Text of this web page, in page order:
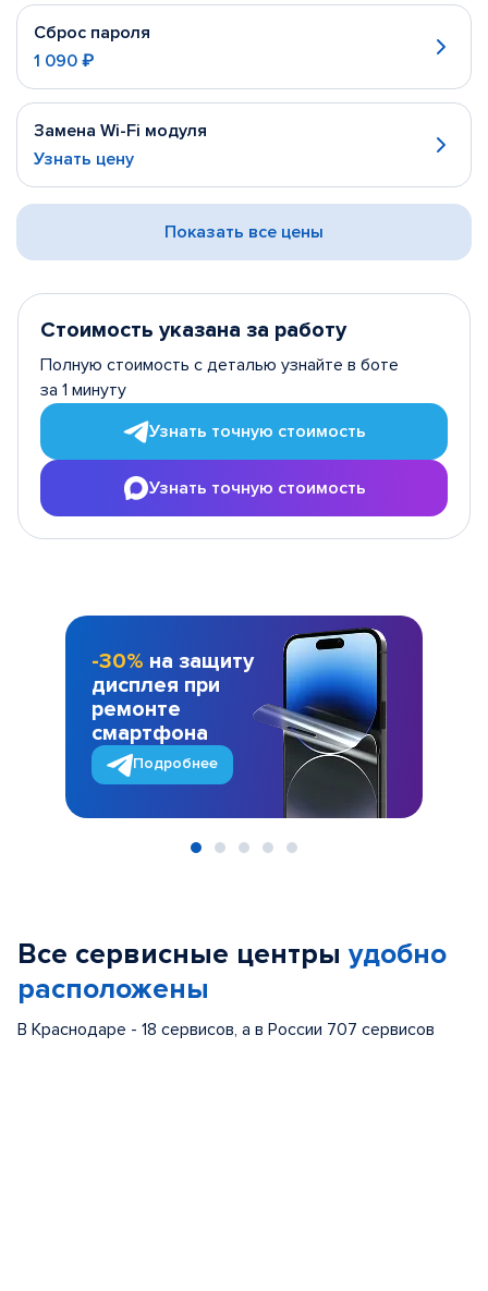
Сброс пароля
1 090 ₽
Замена Wi-Fi модуля
Узнать цену
Показать все цены
Стоимость указана за работу
Полную стоимость с деталью узнайте в боте
за 1 минуту
Узнать точную стоимость
Узнать точную стоимость
-30% на защиту
дисплея при
ремонте
смартфона
Подробнее
Все сервисные центры удобно
расположены
В Краснодаре - 18 сервисов, а в России 707 сервисов